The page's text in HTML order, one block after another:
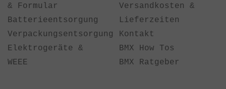
& Formular
Batterieentsorgung
Verpackungsentsorgung
Elektrogeräte &
WEEE
Versandkosten &
Lieferzeiten
Kontakt
BMX How Tos
BMX Ratgeber